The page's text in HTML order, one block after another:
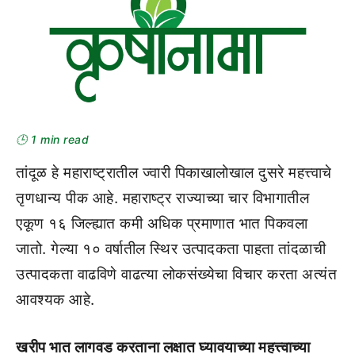
🕒 1 min read
तांदूळ हे महाराष्ट्रातील ज्वारी पिकाखालोखाल दुसरे महत्त्वाचे
तृणधान्य पीक आहे. महाराष्ट्र राज्याच्या चार विभागातील
एकूण १६ जिल्ह्यात कमी अधिक प्रमाणात भात पिकवला
जातो. गेल्या १० वर्षातील स्थिर उत्पादकता पाहता तांदळाची
उत्पादकता वाढविणे वाढत्या लोकसंख्येचा विचार करता अत्यंत
आवश्यक आहे.
खरीप भात लागवड करताना लक्षात घ्यावयाच्या महत्त्वाच्या